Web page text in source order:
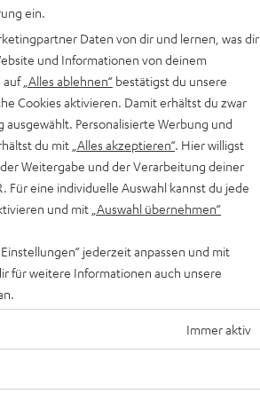
ein.
Daten von dir und lernen, was dir
und Informationen von deinem
auf „Alles ablehnen“ bestätigst du unsere
Cookies aktivieren. Damit erhältst du zwar
Personalisierte Werbung und
du mit „Alles akzeptieren“. Hier willigst
Weitergabe und der Verarbeitung deiner
Für eine individuelle Auswahl kannst du jede
und mit „Auswahl übernehmen“
jederzeit anpassen und mit
für weitere Informationen auch unsere
Immer aktiv